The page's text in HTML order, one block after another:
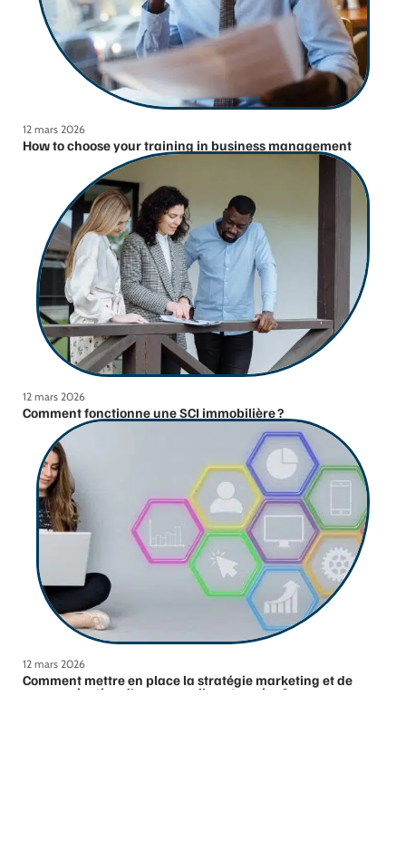
12 mars 2026
How to choose your training in business management
12 mars 2026
Comment fonctionne une SCI immobilière ?
12 mars 2026
Comment mettre en place la stratégie marketing et de
communication d’une nouvelle entreprise ?